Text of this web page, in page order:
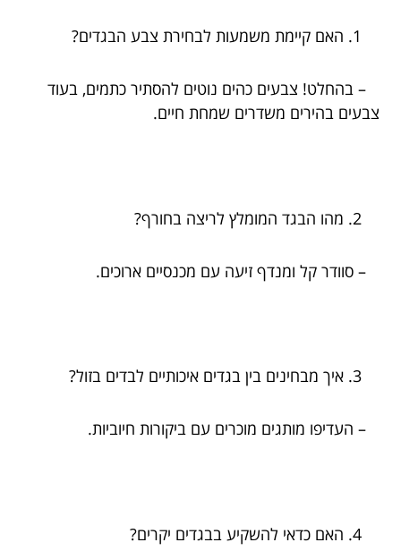
האם קיימת משמעות לבחירת צבע הבגדים?
– בהחלט! צבעים כהים נוטים להסתיר כתמים, בעוד
צבעים בהירים משדרים שמחת חיים.
מהו הבגד המומלץ לריצה בחורף?
– סוודר קל ומנדף זיעה עם מכנסיים ארוכים.
איך מבחינים בין בגדים איכותיים לבדים בזול?
– העדיפו מותגים מוכרים עם ביקורות חיוביות.
האם כדאי להשקיע בבגדים יקרים?